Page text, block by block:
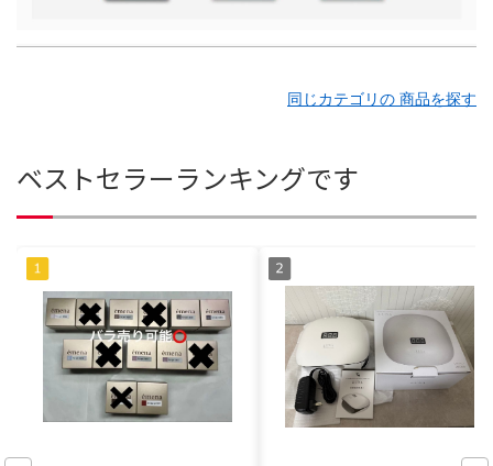
同じカテゴリの 商品を探す
ベストセラーランキングです